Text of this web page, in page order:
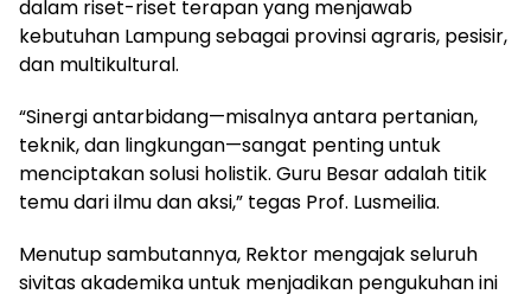
dalam riset-riset terapan yang menjawab
kebutuhan Lampung sebagai provinsi agraris, pesisir,
dan multikultural.
“Sinergi antarbidang—misalnya antara pertanian,
teknik, dan lingkungan—sangat penting untuk
menciptakan solusi holistik. Guru Besar adalah titik
temu dari ilmu dan aksi,” tegas Prof. Lusmeilia.
Menutup sambutannya, Rektor mengajak seluruh
sivitas akademika untuk menjadikan pengukuhan ini